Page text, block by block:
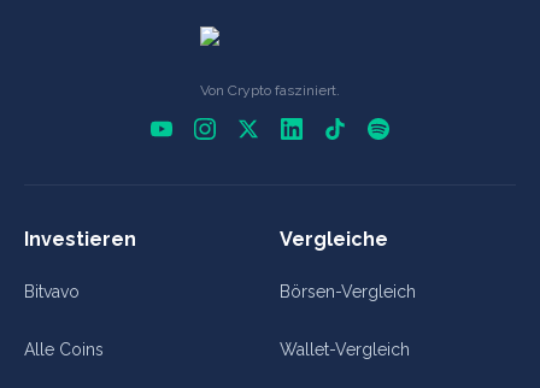
Von Crypto fasziniert.
Investieren
Bitvavo
Alle Coins
Vergleiche
Börsen-Vergleich
Wallet-Vergleich